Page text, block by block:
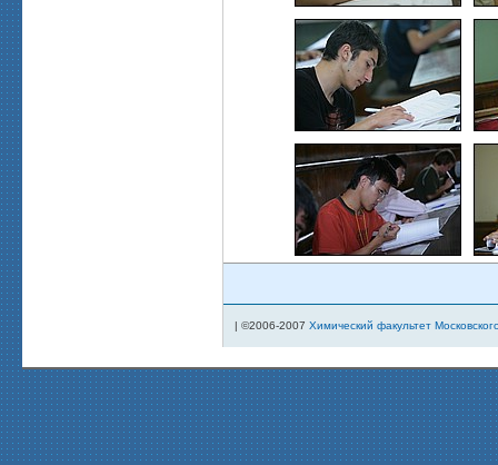
| ©2006-2007 Химический факультет